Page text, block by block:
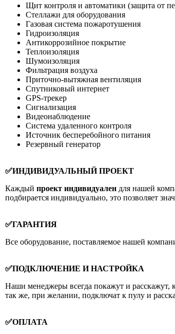
Щит контроля и автоматики (защита от
Стеллажи для оборудования
Газовая система пожаротушения
Гидроизоляция
Антикоррозийное покрытие
Теплоизоляция
Шумоизоляция
Фильтрация воздуха
Приточно-вытяжная вентиляция
Спутниковый интернет
GPS-трекер
Сигнализация
Видеонаблюдение
Система удаленного контроля
Источник бесперебойного питания
Резервный генератор
✅ИНДИВИДУАЛЬНЫЙ ПРОЕКТ
Каждый проект индивидуален для нашей
подбирается индивидуально, это позволяет
✅ГАРАНТИЯ
Все оборудование, поставляемое нашей
✅ПОДКЛЮЧЕНИЕ И НАСТРОЙКА
Наши менеджеры всегда покажут и расскажут,
так же, при желании, подключат к пулу и
✅ОПЛАТА